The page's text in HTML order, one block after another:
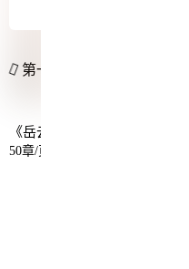
第一版主正在更新岳云鹏
《岳云鹏穿越仙剑奇侠世界》
50章/页